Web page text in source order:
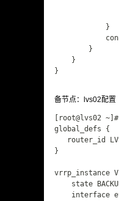
            }
        }
    }
}
备节点：lvs02配置
[root@lvs02
global_defs {
router_id
}
vrrp_instance
state
interface